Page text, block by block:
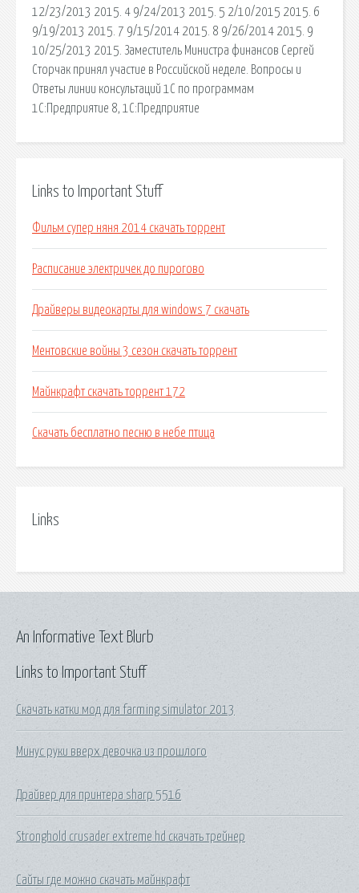
12/23/2013 2015. 4 9/24/2013 2015. 5 2/10/2015 2015. 6
9/19/2013 2015. 7 9/15/2014 2015. 8 9/26/2014 2015. 9
10/25/2013 2015. Заместитель Министра финансов Сергей
Сторчак принял участие в Российской неделе. Вопросы и
Ответы линии консультаций 1С по программам
1С:Предприятие 8, 1С:Предприятие
Links to Important Stuff
Фильм супер няня 2014 скачать торрент
Расписание электричек до пирогово
Драйверы видеокарты для windows 7 скачать
Ментовские войны 3 сезон скачать торрент
Майнкрафт скачать торрент 172
Скачать бесплатно песню в небе птица
Links
Links to Important Stuff
Скачать катки мод для farming simulator 2013
Минус руки вверх девочка из прошлого
Драйвер для принтера sharp 5516
Stronghold crusader extreme hd скачать трейнер
Сайты где можно скачать майнкрафт
An Informative Text Blurb